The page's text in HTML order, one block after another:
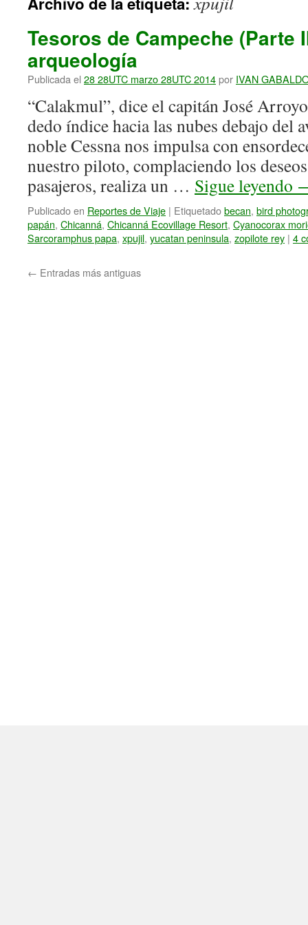
Tesoros de Campeche (Parte
arqueología
Publicada el 28 28UTC marzo 28UTC 2014por IVAN
“Calakmul”, dice el capitán José
dedo índice hacia las nubes debajo del
noble Cessna nos impulsa con
nuestro piloto, complaciendo los
pasajeros, realiza un … Sigue leyendo
Publicado en Reportes de Viaje | Etiquetadobecan, bird
papán, Chicanná, Chicanná Ecovillage Resort, Cyanocorax
Sarcoramphus papa, xpujil, yucatan peninsula, zopilote rey | 4
← Entradas más antiguas